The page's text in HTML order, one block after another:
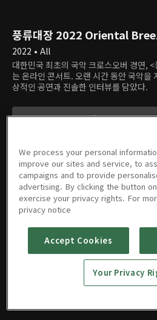
풍류대장 2022 Oriental
2022 • All
대한민국 최초의 국악 크로스오버 경연,
는 온라인 콘서트. 오랜 시간 동안 국악을
상적인 공연과 진솔한 인터뷰를 담았다.
에피소드
11/16/2022 • 1시간
We process your personal
improve our sites and service, to
campaigns and to provide
advertising. By clicking the button
exercise your privacy rights. For
privacy notice
Accept Cookies
Your Privacy